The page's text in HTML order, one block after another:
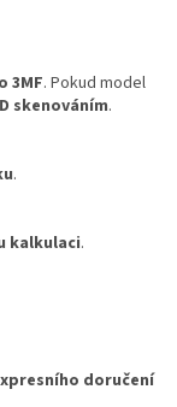
3MF. Pokud model
skenováním.
.
kalkulaci.
doručení